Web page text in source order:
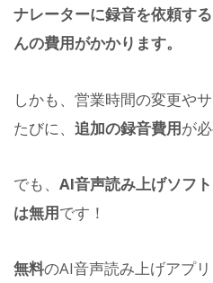
ナレーターに録音を依頼す
んの費用がかかります。
しかも、営業時間の変更や
たびに、 追加の録音費用が
でも、 AI音声読み上げソフ
は無用です！
無料のAI音声読み上げアプリ